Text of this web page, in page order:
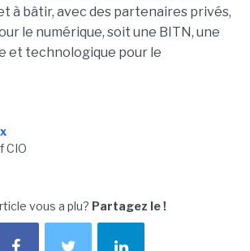
à bâtir, avec des partenaires privés,
le numérique, soit une BITN, une
et technologique pour le
CIO
vous a plu? Partagez le !